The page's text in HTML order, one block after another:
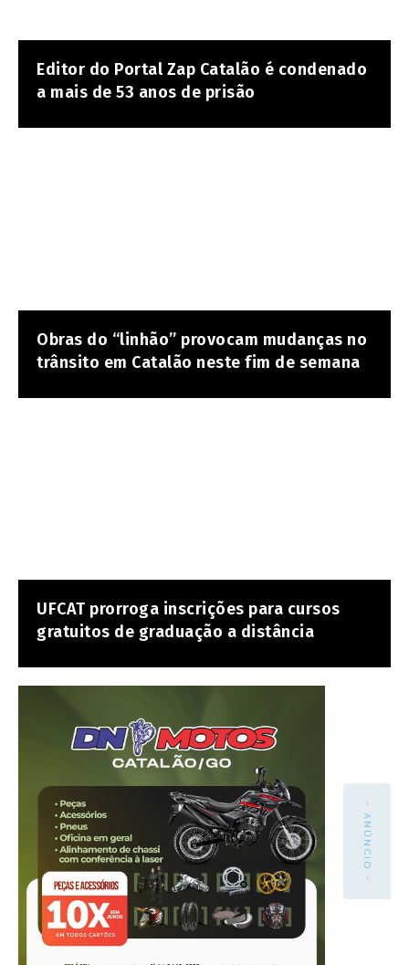
Editor do Portal Zap Catalão é condenado
a mais de 53 anos de prisão
Obras do “linhão” provocam mudanças no
trânsito em Catalão neste fim de semana
UFCAT prorroga inscrições para cursos
gratuitos de graduação a distância
- ANÚNCIO -